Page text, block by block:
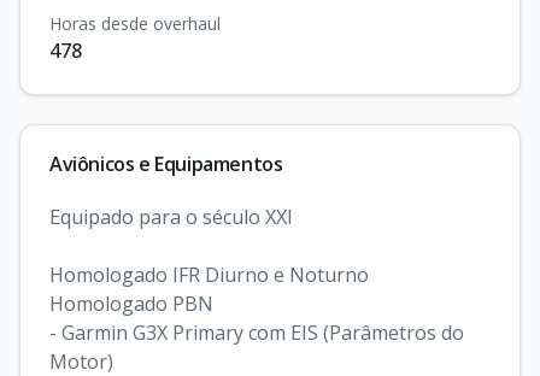
Horas desde overhaul
478
Aviônicos e Equipamentos
Equipado para o século XXI
Homologado IFR Diurno e Noturno
Homologado PBN
- Garmin G3X Primary com EIS (Parâmetros do
Motor)